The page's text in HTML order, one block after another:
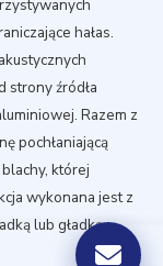
hałas.
strony źródła
Razem z
pochłaniającą
której
wykonana jest z
lub gładką.